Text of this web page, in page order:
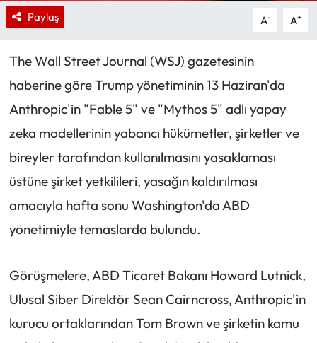
Paylaş A- A+
The Wall Street Journal (WSJ) gazetesinin
haberine göre Trump yönetiminin 13 Haziran'da
Anthropic'in "Fable 5" ve "Mythos 5" adlı yapay
zeka modellerinin yabancı hükümetler, şirketler ve
bireyler tarafından kullanılmasını yasaklaması
üstüne şirket yetkilileri, yasağın kaldırılması
amacıyla hafta sonu Washington'da ABD
yönetimiyle temaslarda bulundu.
Görüşmelere, ABD Ticaret Bakanı Howard Lutnick,
Ulusal Siber Direktör Sean Cairncross, Anthropic'in
kurucu ortaklarından Tom Brown ve şirketin kamu